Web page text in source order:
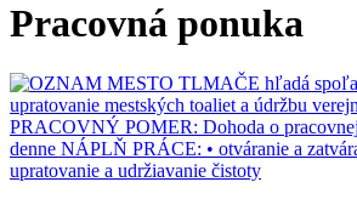
Pracovná ponuka